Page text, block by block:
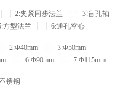
2:夹紧同步法兰
3:盲孔轴
方型法兰 6:通孔空心
2:Φ40mm
3:Φ50mm
6:Φ90mm 7:Φ115mm
锈钢